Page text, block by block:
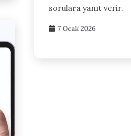
sorulara yanıt verir.
7 Ocak 2026